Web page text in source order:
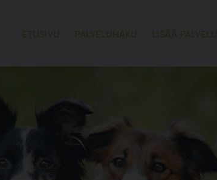
ETUSIVU PALVELUHAKU LISÄÄ PALVELU